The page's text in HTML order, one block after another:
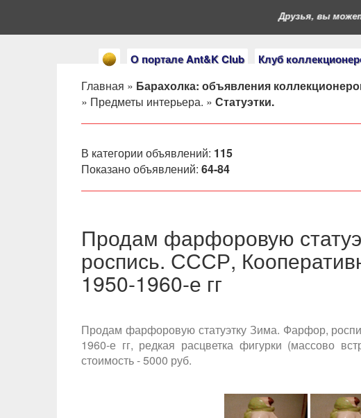
О портале Ant&K Club Клуб
Друзья, вы
Главная » Барахолка: объявления
» Предметы интерьера. » Статуэтки.
В категории объявлений: 115
Показано объявлений: 64-84
Продам фарфоровую
роспись. СССР,
1950-1960-е гг
Продам фарфоровую статуэтку Зима. Фарфор,
1960-е гг, редкая расцветка фигурки (массово
стоимость - 5000 руб.